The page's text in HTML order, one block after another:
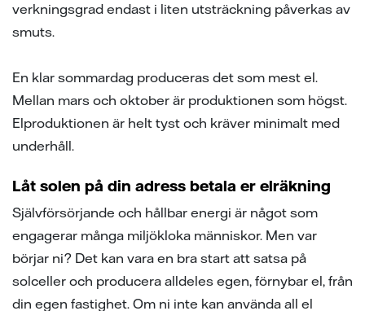
verkningsgrad endast i liten utsträckning påverkas av
smuts.
En klar sommardag produceras det som mest el.
Mellan mars och oktober är produktionen som högst.
Elproduktionen är helt tyst och kräver minimalt med
underhåll.
Låt solen på din adress betala er elräkning
Självförsörjande och hållbar energi är något som
engagerar många miljökloka människor. Men var
börjar ni? Det kan vara en bra start att satsa på
solceller och producera alldeles egen, förnybar el, från
din egen fastighet. Om ni inte kan använda all el